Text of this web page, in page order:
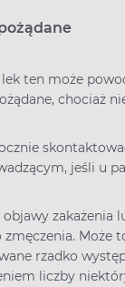
lek ten może
chociaż
jeśli u
objawy zakażenia
zmęczenia. Może
rzadko
liczby